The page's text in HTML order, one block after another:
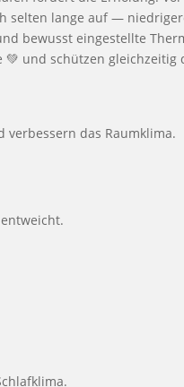
verbessern das Raumklima.